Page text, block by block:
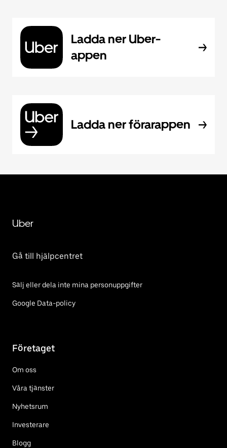
Ladda ner Uber-
appen
Ladda ner förarappen
Uber
Gå till hjälpcentret
Sälj eller dela inte mina personuppgifter
Google Data-policy
Företaget
Om oss
Våra tjänster
Nyhetsrum
Investerare
Blogg